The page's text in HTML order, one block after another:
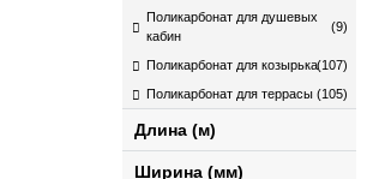
Поликарбонат для душевых
кабин
(9)
Поликарбонат для козырька(107)
Поликарбонат для террасы (105)
Длина (м)
Ширина (мм)